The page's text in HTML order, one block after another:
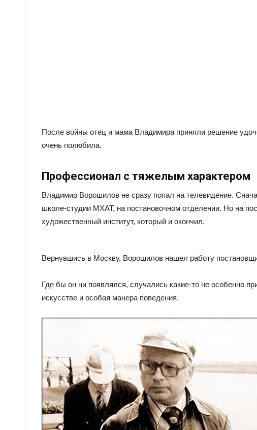
После войны отец и мама Владимира приняли решение
очень полюбила.
Профессионал с тяжелым характером
Владимир Ворошилов не сразу попал на телевидение.
школе-студии МХАТ, на постановочном отделении. Но на
художественный институт, который и окончил.
Вернувшись в Москву, Ворошилов нашел работу
Где бы он ни появлялся, случались какие-то не особенно
искусстве и особая манера поведения.